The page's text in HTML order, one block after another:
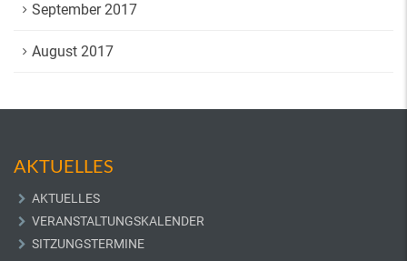
September 2017
August 2017
AKTUELLES
AKTUELLES
VERANSTALTUNGSKALENDER
SITZUNGSTERMINE